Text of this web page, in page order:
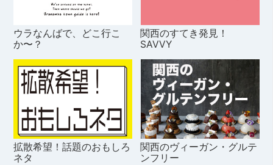
ウラなんばで、どこ行こ
か〜？
関西のすてき発見！
SAVVY
拡散希望！話題のおもしろ
ネタ
関西のヴィーガン・グルテ
ンフリー